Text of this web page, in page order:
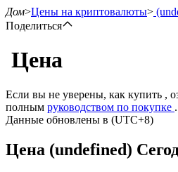
Дом>Цены на криптовалюты>
Поделиться
Цена
Если вы не уверены, как купить ,
полным руководством по покупке .
Данные обновлены в (UTC+8)
Цена (undefined)